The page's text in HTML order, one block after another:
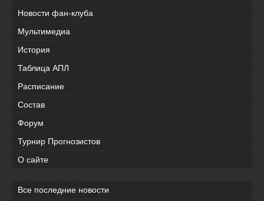
Новости фан-клуба
Мультимедиа
История
Таблица АПЛ
Расписание
Состав
Форум
Турнир Прогнозистов
О сайте
Все последние новости